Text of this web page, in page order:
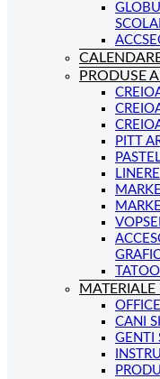
PRODUSE
PITT
OFFICE
CANI SI
GENTI